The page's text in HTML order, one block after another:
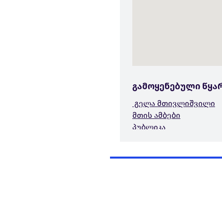
გამოყენებული
გელა მთივლიშვილი
მთის ამბები
პუბლიკა